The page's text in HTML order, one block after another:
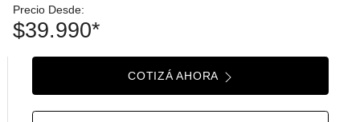
Precio Desde:
$39.990*
COTIZÁ AHORA